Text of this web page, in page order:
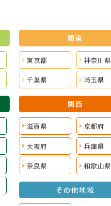
関東
東京都 神奈川県
千葉県 埼玉県
関西
滋賀県 京都府
大阪府 兵庫県
奈良県 和歌山県
その他地域